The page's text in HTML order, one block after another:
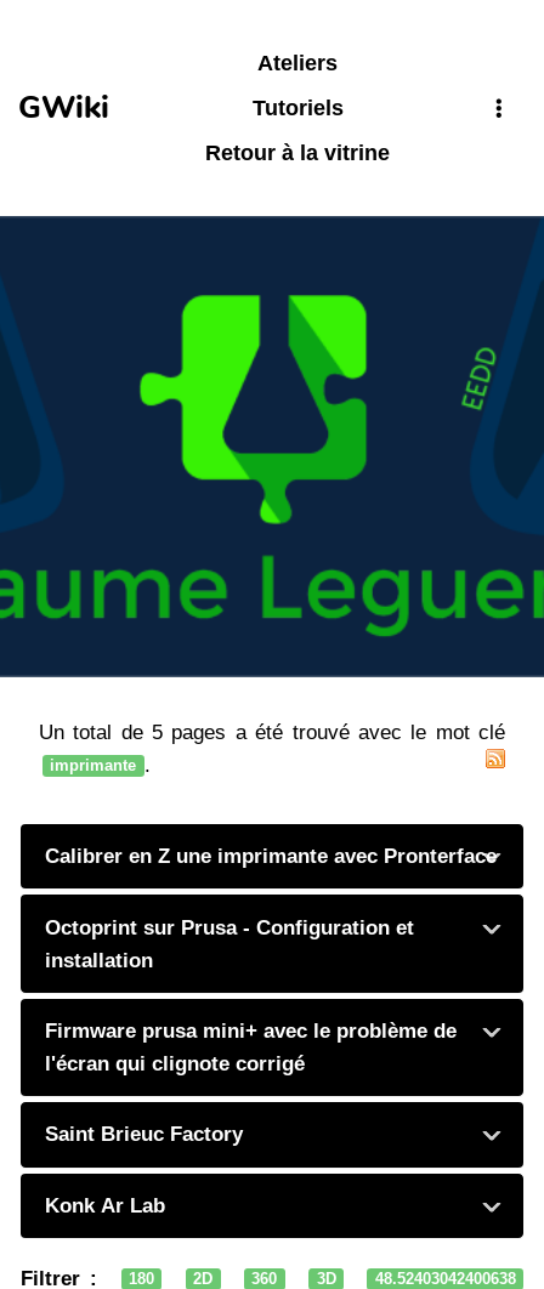
GWiki
Ateliers
Tutoriels
Retour à la vitrine
Un total de 5 pages a été trouvé avec le mot clé
imprimante .
Calibrer en Z une imprimante avec Pronterface
Octoprint sur Prusa - Configuration et
installation
Firmware prusa mini+ avec le problème de
l'écran qui clignote corrigé
Saint Brieuc Factory
Konk Ar Lab
Filtrer : 180 2D 360 3D
48.52403042400638